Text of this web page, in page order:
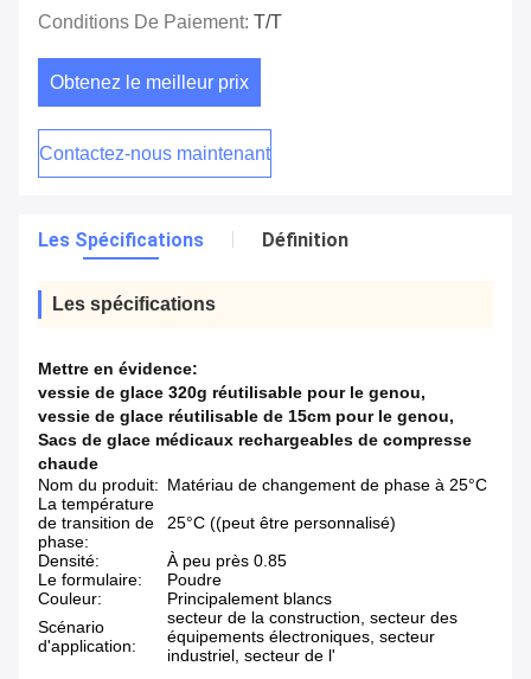
Conditions De Paiement: T/T
Obtenez le meilleur prix
Contactez-nous maintenant
Les Spécifications Définition
Les spécifications
Mettre en évidence:
vessie de glace 320g réutilisable pour le genou,
vessie de glace réutilisable de 15cm pour le genou,
Sacs de glace médicaux rechargeables de compresse
chaude
Nom du produit: Matériau de changement de phase à 25°C
La température
de transition de
phase:
25°C ((peut être personnalisé)
Densité:
À peu près 0.85
Le formulaire:
Poudre
Couleur:
Principalement blancs
Scénario
d'application:
secteur de la construction, secteur des
équipements électroniques, secteur
industriel, secteur de l'